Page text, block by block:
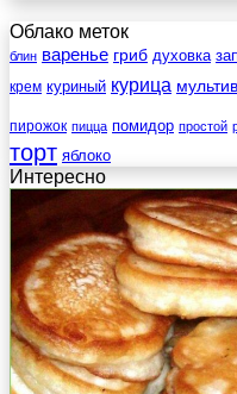
Облако меток
блин варенье гриб духовка
крем куриный курица
пирожок пицца помидор простой
торт яблоко
Интересно